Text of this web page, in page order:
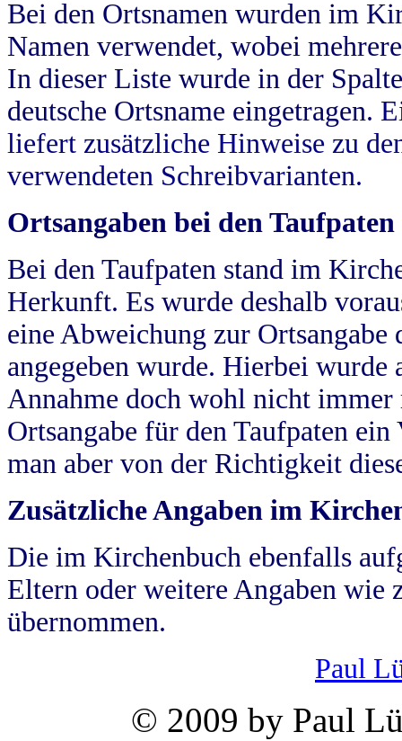
Bei den Ortsnamen wurden im
Namen verwendet, wobei
In dieser Liste wurde in der
deutsche Ortsname eingetragen.
liefert zusätzliche Hinweise zu
verwendeten Schreibvarianten.
Ortsangaben bei den Taufpaten
Bei den Taufpaten stand im
Herkunft. Es wurde deshalb
eine Abweichung zur
angegeben wurde. Hierbei wurde
Annahme doch wohl nicht
Ortsangabe für den Taufpaten
man aber von der Richtigkeit
Zusätzliche Angaben im
Die im Kirchenbuch ebenfalls
Eltern oder weitere Angaben wie
übernommen.
Paul
© 2009 by Paul